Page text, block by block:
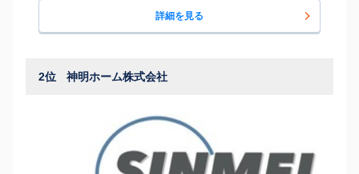
詳細を見る
2位 神明ホーム株式会社